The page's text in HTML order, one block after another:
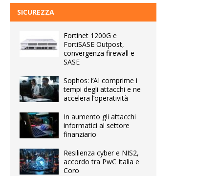
SICUREZZA
Fortinet 1200G e
FortiSASE Outpost,
convergenza firewall e
SASE
Sophos: l’AI comprime i
tempi degli attacchi e ne
accelera l’operatività
In aumento gli attacchi
informatici al settore
finanziario
Resilienza cyber e NIS2,
accordo tra PwC Italia e
Coro